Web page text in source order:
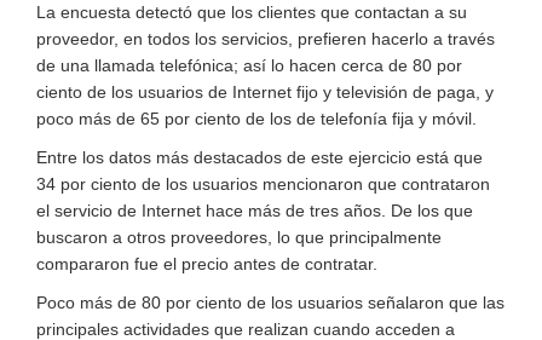
La encuesta detectó que los clientes que contactan a su
proveedor, en todos los servicios, prefieren hacerlo a través
de una llamada telefónica; así lo hacen cerca de 80 por
ciento de los usuarios de Internet fijo y televisión de paga, y
poco más de 65 por ciento de los de telefonía fija y móvil.
Entre los datos más destacados de este ejercicio está que
34 por ciento de los usuarios mencionaron que contrataron
el servicio de Internet hace más de tres años. De los que
buscaron a otros proveedores, lo que principalmente
compararon fue el precio antes de contratar.
Poco más de 80 por ciento de los usuarios señalaron que las
principales actividades que realizan cuando acceden a